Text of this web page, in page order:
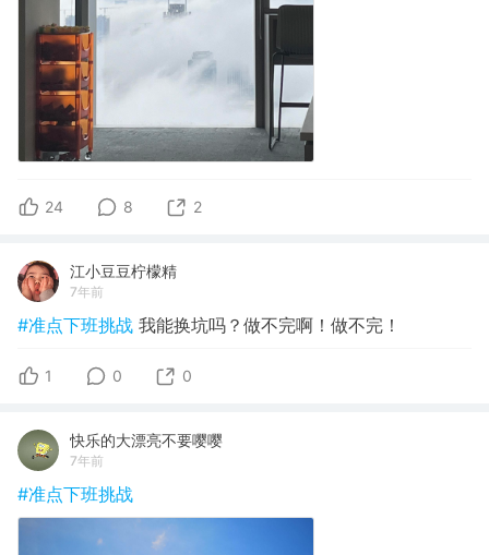
24 8 2
江小豆豆柠檬精
7年前
#准点下班挑战 我能换坑吗？做不完啊！做不完！
1 0 0
快乐的大漂亮不要嘤嘤
7年前
#准点下班挑战